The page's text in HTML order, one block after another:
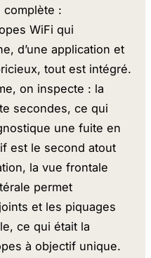
complète :
WiFi qui
d’une application et
tout est intégré.
on inspecte : la
secondes, ce qui
une fuite en
est le second atout
la vue frontale
permet
et les piquages
ce qui était la
à objectif unique.